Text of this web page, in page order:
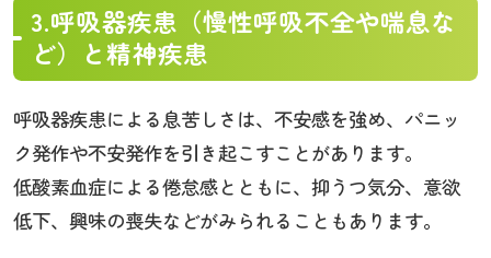
3.呼吸器疾患（慢性呼吸不全や喘息な
ど）と精神疾患
呼吸器疾患による息苦しさは、不安感を強め、パニッ
ク発作や不安発作を引き起こすことがあります。
低酸素血症による倦怠感とともに、抑うつ気分、意欲
低下、興味の喪失などがみられることもあります。